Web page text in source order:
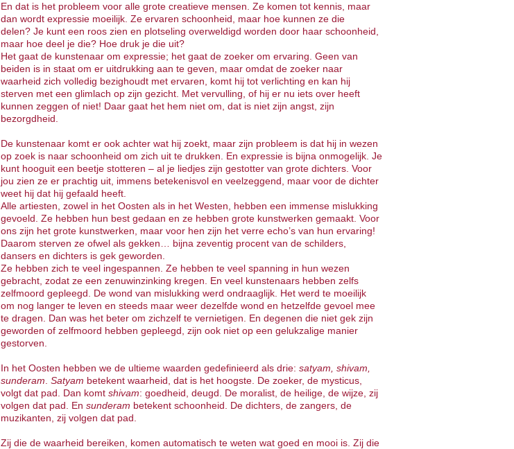
En dat is het probleem voor alle grote creatieve mensen. Ze komen tot kennis, maar
dan wordt expressie moeilijk. Ze ervaren schoonheid, maar hoe kunnen ze die
delen? Je kunt een roos zien en plotseling overweldigd worden door haar schoonheid,
maar hoe deel je die? Hoe druk je die uit?
Het gaat de kunstenaar om expressie; het gaat de zoeker om ervaring. Geen van
beiden is in staat om er uitdrukking aan te geven, maar omdat de zoeker naar
waarheid zich volledig bezighoudt met ervaren, komt hij tot verlichting en kan hij
sterven met een glimlach op zijn gezicht. Met vervulling, of hij er nu iets over heeft
kunnen zeggen of niet! Daar gaat het hem niet om, dat is niet zijn angst, zijn
bezorgdheid.
De kunstenaar komt er ook achter wat hij zoekt, maar zijn probleem is dat hij in wezen
op zoek is naar schoonheid om zich uit te drukken. En expressie is bijna onmogelijk. Je
kunt hooguit een beetje stotteren – al je liedjes zijn gestotter van grote dichters. Voor
jou zien ze er prachtig uit, immens betekenisvol en veelzeggend, maar voor de dichter
weet hij dat hij gefaald heeft.
Alle artiesten, zowel in het Oosten als in het Westen, hebben een immense mislukking
gevoeld. Ze hebben hun best gedaan en ze hebben grote kunstwerken gemaakt. Voor
ons zijn het grote kunstwerken, maar voor hen zijn het verre echo’s van hun ervaring!
Daarom sterven ze ofwel als gekken… bijna zeventig procent van de schilders,
dansers en dichters is gek geworden.
Ze hebben zich te veel ingespannen. Ze hebben te veel spanning in hun wezen
gebracht, zodat ze een zenuwinzinking kregen. En veel kunstenaars hebben zelfs
zelfmoord gepleegd. De wond van mislukking werd ondraaglijk. Het werd te moeilijk
om nog langer te leven en steeds maar weer dezelfde wond en hetzelfde gevoel mee
te dragen. Dan was het beter om zichzelf te vernietigen. En degenen die niet gek zijn
geworden of zelfmoord hebben gepleegd, zijn ook niet op een gelukzalige manier
gestorven.
In het Oosten hebben we de ultieme waarden gedefinieerd als drie: satyam, shivam,
sunderam Satyam betekent waarheid, dat is het hoogste. De zoeker, de mysticus,
volgt dat pad. Dan komt shivam: goedheid, deugd. De moralist, de heilige, de wijze, zij
volgen dat pad. En sunderam betekent schoonheid. De dichters, de zangers, de
muzikanten, zij volgen dat pad.
Zij die de waarheid bereiken, komen automatisch te weten wat goed en mooi is. Zij die